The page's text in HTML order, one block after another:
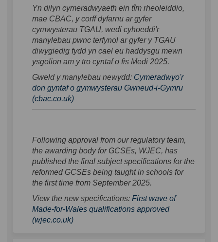
Yn dilyn cymeradwyaeth ein tîm rheoleiddio,
mae CBAC, y corff dyfarnu ar gyfer
cymwysterau TGAU, wedi cyhoeddi'r
manylebau pwnc terfynol ar gyfer y TGAU
diwygiedig fydd yn cael eu haddysgu mewn
ysgolion am y tro cyntaf o fis Medi 2025.
Gweld y manylebau newydd: Cymeradwyo'r
don gyntaf o gymwysterau Gwneud-i-Gymru
(cbac.co.uk)(External link)
Following approval from our regulatory team,
the awarding body for GCSEs, WJEC, has
published the final subject specifications for the
reformed GCSEs being taught in schools for
the first time from September 2025.
View the new specifications: First wave of
Made-for-Wales qualifications approved
(wjec.co.uk)(External link)